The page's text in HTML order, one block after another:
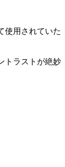
使用されていた
トラストが絶妙